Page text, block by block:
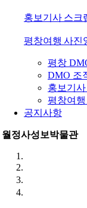
홍보기사 스크
평창여행 사진
평창
DMO 조
홍보기
평창여행
공지사항
월정사성보박물관